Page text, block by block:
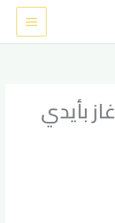
بأيدي